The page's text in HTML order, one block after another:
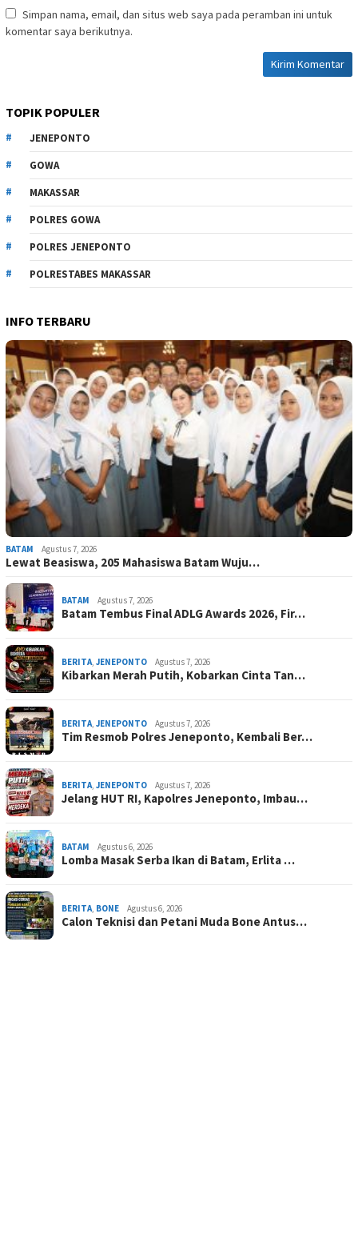
Simpan nama, email, dan situs web saya pada peramban ini untuk
komentar saya berikutnya.
TOPIK POPULER
JENEPONTO
GOWA
MAKASSAR
POLRES GOWA
POLRES JENEPONTO
POLRESTABES MAKASSAR
INFO TERBARU
BATAM Agustus 7, 2026
Lewat Beasiswa, 205 Mahasiswa Batam Wuju…
BATAM Agustus 7, 2026
Batam Tembus Final ADLG Awards 2026, Fir…
BERITA, JENEPONTO Agustus 7, 2026
Kibarkan Merah Putih, Kobarkan Cinta Tan…
BERITA, JENEPONTO Agustus 7, 2026
Tim Resmob Polres Jeneponto, Kembali Ber…
BERITA, JENEPONTO Agustus 7, 2026
Jelang HUT RI, Kapolres Jeneponto, Imbau…
BATAM Agustus 6, 2026
Lomba Masak Serba Ikan di Batam, Erlita …
BERITA, BONE Agustus 6, 2026
Calon Teknisi dan Petani Muda Bone Antus…